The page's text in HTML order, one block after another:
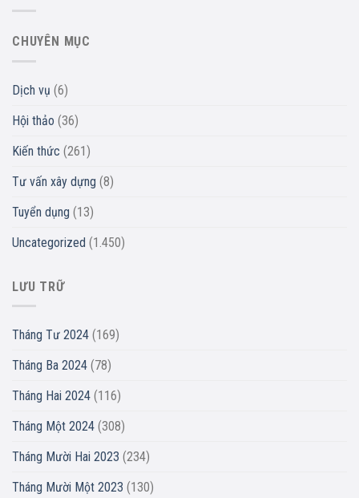
CHUYÊN MỤC
Dịch vụ (6)
Hội thảo (36)
Kiến thức (261)
Tư vấn xây dựng (8)
Tuyển dụng (13)
Uncategorized (1.450)
LƯU TRỮ
Tháng Tư 2024 (169)
Tháng Ba 2024 (78)
Tháng Hai 2024 (116)
Tháng Một 2024 (308)
Tháng Mười Hai 2023 (234)
Tháng Mười Một 2023 (130)